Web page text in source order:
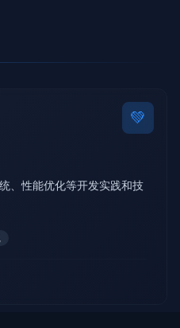
💚
、性能优化等开发实践和技